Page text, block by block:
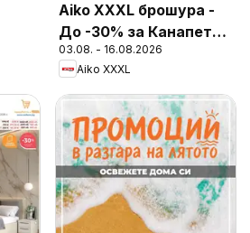
Aiko XXXL брошура -
До -30% за Канапета
и Фотьойли
03.08. - 16.08.2026
Aiko XXXL